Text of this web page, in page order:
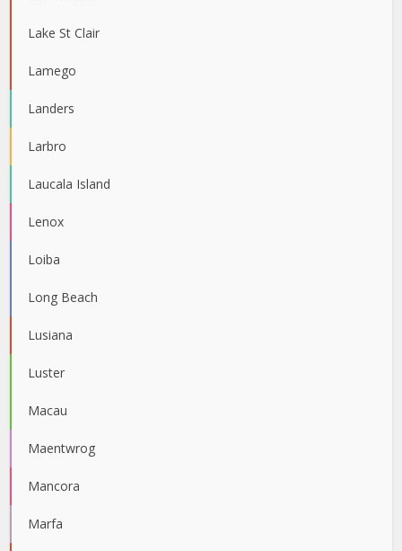
Lake St Clair
Lamego
Landers
Larbro
Laucala Island
Lenox
Loiba
Long Beach
Lusiana
Luster
Macau
Maentwrog
Mancora
Marfa